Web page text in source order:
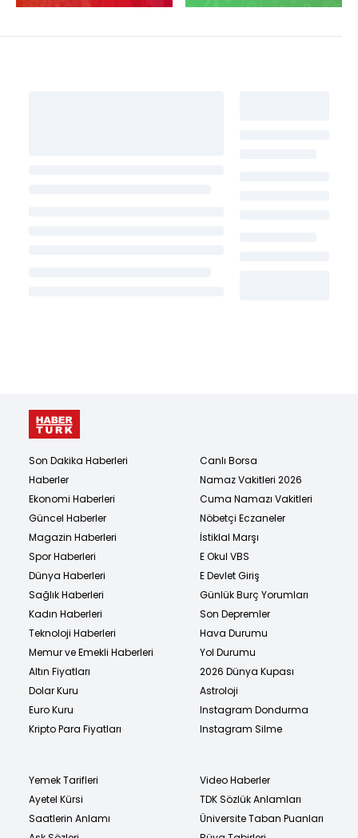
Son Dakika Haberleri
Haberler
Ekonomi Haberleri
Güncel Haberler
Magazin Haberleri
Spor Haberleri
Dünya Haberleri
Sağlık Haberleri
Kadın Haberleri
Teknoloji Haberleri
Memur ve Emekli Haberleri
Altın Fiyatları
Dolar Kuru
Euro Kuru
Kripto Para Fiyatları
Canlı Borsa
Namaz Vakitleri 2026
Cuma Namazı Vakitleri
Nöbetçi Eczaneler
İstiklal Marşı
E Okul VBS
E Devlet Giriş
Günlük Burç Yorumları
Son Depremler
Hava Durumu
Yol Durumu
2026 Dünya Kupası
Astroloji
Instagram Dondurma
Instagram Silme
Yemek Tarifleri
Ayetel Kürsi
Saatlerin Anlamı
Video Haberler
TDK Sözlük Anlamları
Üniversite Taban Puanları